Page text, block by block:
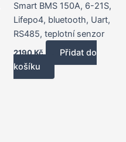
Smart BMS 150A, 6-21S,
Lifepo4, bluetooth, Uart,
RS485, teplotní senzor
2190Kč
Přidat do
košíku